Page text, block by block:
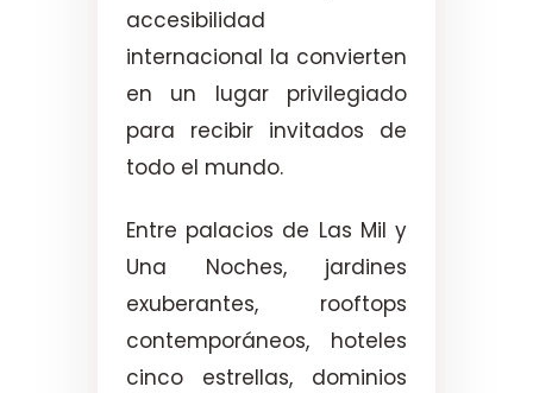
accesibilidad
internacional la convierten
en un lugar privilegiado
para recibir invitados de
todo el mundo.
Entre palacios de Las Mil y
Una Noches, jardines
exuberantes, rooftops
contemporáneos, hoteles
cinco estrellas, dominios